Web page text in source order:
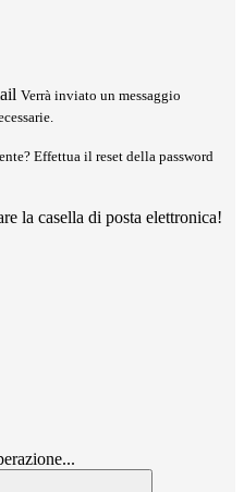
Verrà inviato un messaggio
Effettua il reset della password
la casella di posta elettronica!